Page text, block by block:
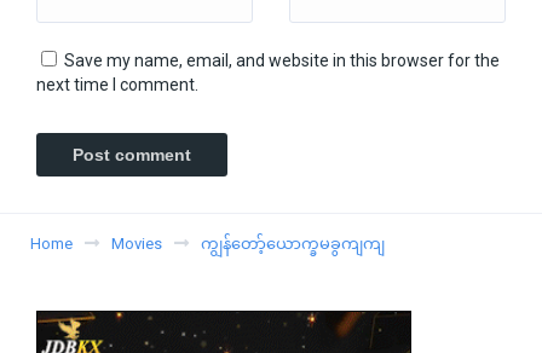
Save my name, email, and website in this browser for the
next time I comment.
Home Movies ကျွန်တော့်ယောက္ခမခွကျကျ